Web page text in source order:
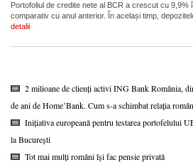
Portofoliul de credite nete al BCR a crescut cu 9,9%
comparativ cu anul anterior. În același timp,
detalii
2 milioane de clienți activi ING Bank România,
de ani de Home’Bank. Cum s-a schimbat relația
Inițiativa europeană pentru testarea portofelului
la București
Tot mai mulți români își fac pensie privată